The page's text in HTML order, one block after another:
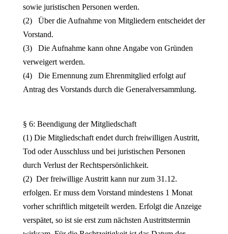
sowie juristischen Personen werden.
(2) Über die Aufnahme von Mitgliedern entscheidet der
Vorstand.
(3) Die Aufnahme kann ohne Angabe von Gründen
verweigert werden.
(4) Die Ernennung zum Ehrenmitglied erfolgt auf
Antrag des Vorstands durch die Generalversammlung.
§ 6: Beendigung der Mitgliedschaft
(1) Die Mitgliedschaft endet durch freiwilligen Austritt,
Tod oder Ausschluss und bei juristischen Personen
durch Verlust der Rechtspersönlichkeit.
(2) Der freiwillige Austritt kann nur zum 31.12.
erfolgen. Er muss dem Vorstand mindestens 1 Monat
vorher schriftlich mitgeteilt werden. Erfolgt die Anzeige
verspätet, so ist sie erst zum nächsten Austrittstermin